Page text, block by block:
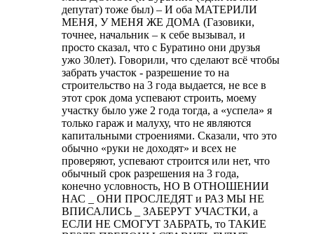
депутат) тоже был) – И оба МАТЕРИЛИ
МЕНЯ, У МЕНЯ ЖЕ ДОМА (Газовики,
точнее, начальник – к себе вызывал, и
просто сказал, что с Буратино они друзья
ужо 30лет). Говорили, что сделают всё чтобы
забрать участок - разрешение то на
строительство на 3 года выдается, не все в
этот срок дома успевают строить, моему
участку было уже 2 года тогда, а «успела» я
только гараж и малуху, что не являются
капитальными строениями. Сказали, что это
обычно «руки не доходят» и всех не
проверяют, успевают строится или нет, что
обычный срок разрешения на 3 года,
конечно условность, НО В ОТНОШЕНИИ
НАС _ ОНИ ПРОСЛЕДЯТ и РАЗ МЫ НЕ
ВПИСАЛИСЬ _ ЗАБЕРУТ УЧАСТКИ, а
ЕСЛИ НЕ СМОГУТ ЗАБРАТЬ, то ТАКИЕ